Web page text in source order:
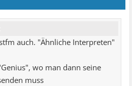
auch. "Ähnliche Interpreten"
wo man dann seine
muss